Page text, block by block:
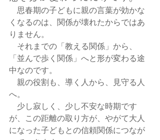
思春期の子どもに親の言葉が効かな
くなるのは、関係が壊れたからではあ
りません。
それまでの「教える関係」から、
「並んで歩く関係」へと形が変わる途
中なのです。
親の役割も、導く人から、見守る人
へ。
少し寂しく、少し不安な時期です
が、この距離の取り方が、やがて大人
になった子どもとの信頼関係につなが